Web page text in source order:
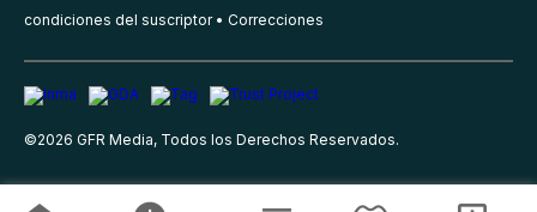
condiciones del suscriptor
Correcciones
©2026 GFR Media, Todos los Derechos Reservados.